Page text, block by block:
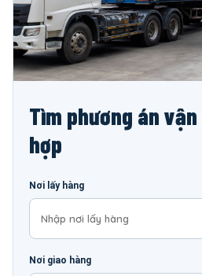
Tìm phương án
hợp
Nơi lấy hàng
Nơi giao hàng